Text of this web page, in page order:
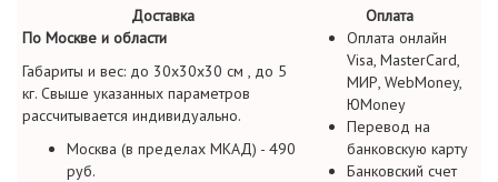
Доставка
Оплата
По Москве и области
Габариты и вес: до 30х30х30 см , до 5
кг. Свыше указанных параметров
рассчитывается индивидуально.
Москва (в пределах МКАД) - 490
руб.
Оплата онлайн
Visa, MasterCard,
МИР, WebMoney,
ЮMoney
Перевод на
банковскую карту
Банковский счет